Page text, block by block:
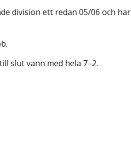
division ett redan 05/06 och har
slut vann med hela 7–2.